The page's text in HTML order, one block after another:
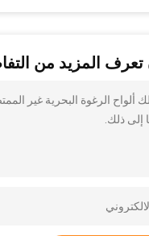
تعرف المزيد من
إلى ذلك.